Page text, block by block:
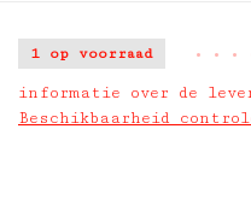
1 op voorraad • • •
informatie over de
Beschikbaarheid